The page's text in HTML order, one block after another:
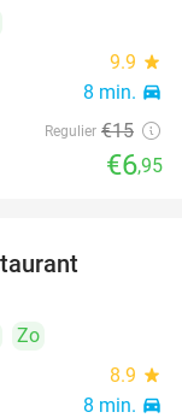
food
food
9.9 star
8 min. directions_car
Regulier €15
€6,95
Zo
8.9 star
8 min. directions_car